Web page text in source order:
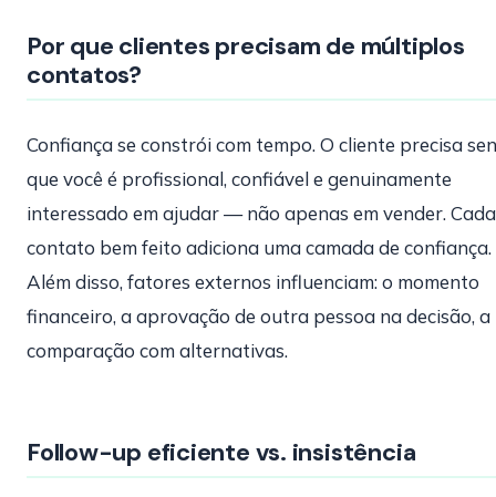
Por que clientes precisam de múltiplos
contatos?
Confiança se constrói com tempo. O cliente precisa
que você é profissional, confiável e genuinamente
interessado em ajudar — não apenas em vender. Cada
contato bem feito adiciona uma camada de confiança.
Além disso, fatores externos influenciam: o momento
financeiro, a aprovação de outra pessoa na decisão, a
comparação com alternativas.
Follow-up eficiente vs. insistência